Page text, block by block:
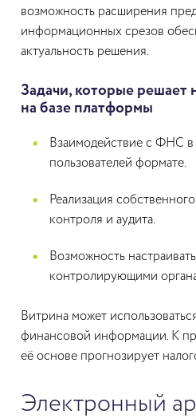
возможность расширения
информационных срезов
актуальность решения.
Задачи, которые решает
на базе платформы
Взаимодействие с ФНС в
пользователей формате.
Реализация
контроля и аудита.
Возможность
контролирующими
Витрина может
финансовой информации. К
её основе прогнозирует
Электронный